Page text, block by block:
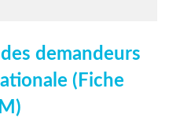
demandeurs
(Fiche